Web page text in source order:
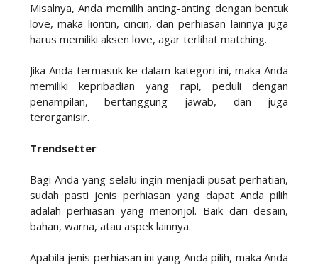
Misalnya, Anda memilih anting-anting dengan bentuk
love, maka liontin, cincin, dan perhiasan lainnya juga
harus memiliki aksen love, agar terlihat matching.
Jika Anda termasuk ke dalam kategori ini, maka Anda
memiliki kepribadian yang rapi, peduli dengan
penampilan, bertanggung jawab, dan juga
terorganisir.
Trendsetter
Bagi Anda yang selalu ingin menjadi pusat perhatian,
sudah pasti jenis perhiasan yang dapat Anda pilih
adalah perhiasan yang menonjol. Baik dari desain,
bahan, warna, atau aspek lainnya.
Apabila jenis perhiasan ini yang Anda pilih, maka Anda